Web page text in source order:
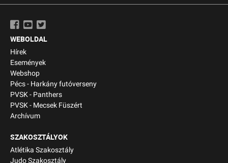
WEBOLDAL
Hírek
Események
Webshop
Pécs - Harkány futóverseny
PVSK - Panthers
PVSK - Mecsek Füszért
Archívum
SZAKOSZTÁLYOK
Atlétika Szakosztály
Judo Szakosztály